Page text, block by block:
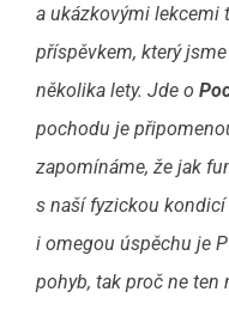
a ukázkovými lekcemi
příspěvkem, který
několika lety. Jde o
pochodu je
zapomínáme, že jak
s naší fyzickou
i omegou úspěchu je
pohyb, tak proč ne ten